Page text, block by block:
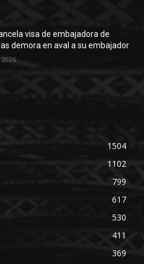
visa de embajadora de
demora en aval a su embajador
1504
1102
799
617
530
411
369